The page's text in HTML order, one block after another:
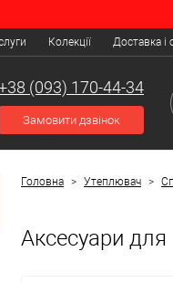
Колекції Доставка і
(093) 170-44-34
Замовити дзвінок
Головна > Утеплювач >
Аксесуари для